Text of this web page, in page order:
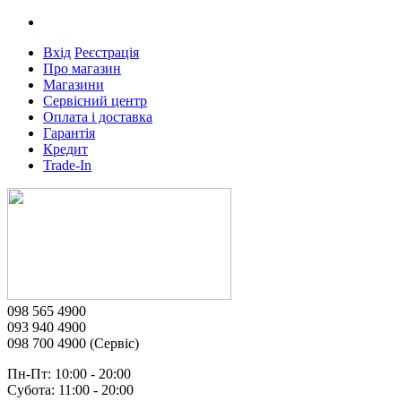
Вхід Реєстрація
Про магазин
Магазини
Сервісний центр
Оплата і доставка
Гарантія
Кредит
Trade-In
098 565 4900
093 940 4900
098 700 4900 (Сервіс)
Пн-Пт: 10:00 - 20:00
Субота: 11:00 - 20:00